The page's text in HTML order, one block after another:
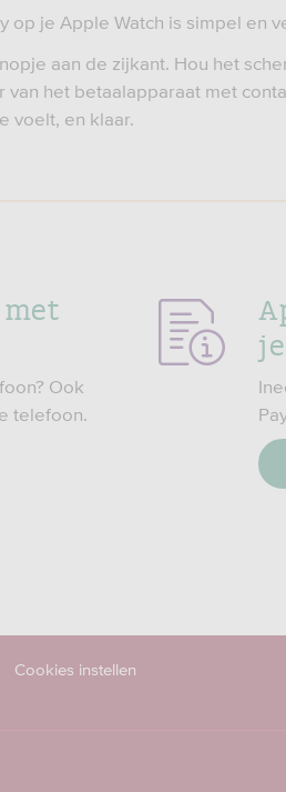
op je Apple Watch is simpel en
aan de zijkant. Hou het
van het betaalapparaat met
voelt, en klaar.
Ook
telefoon.
Cookies instellen